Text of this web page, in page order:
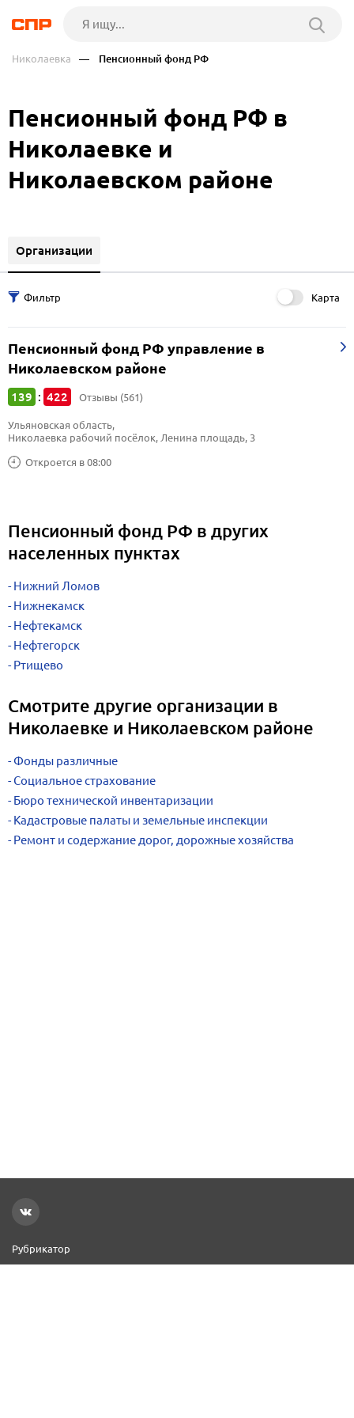
Николаевка — Пенсионный фонд РФ
Пенсионный фонд РФ в
Николаевке и
Николаевском районе
Организации
Карта
Пенсионный фонд РФ управление в
Николаевском районе
139 : 422 Отзывы (561)
Откроется в 08:00
Ульяновская область,
Николаевка рабочий посёлок, Ленина площадь, 3
Пенсионный фонд РФ в других
населенных пунктах
Нижний Ломов
Нижнекамск
Нефтекамск
Нефтегорск
Ртищево
Смотрите другие организации в
Николаевке и Николаевском районе
Фонды различные
Социальное страхование
Бюро технической инвентаризации
Кадастровые палаты и земельные инспекции
Ремонт и содержание дорог, дорожные хозяйства
Рубрикатор